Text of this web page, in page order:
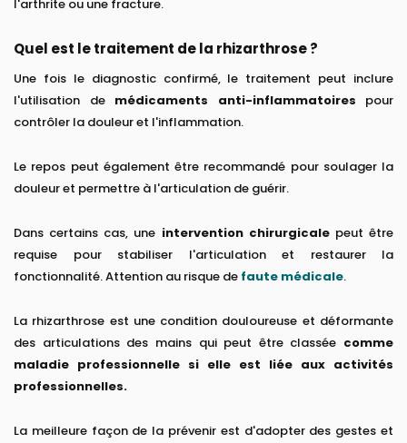
l'arthrite ou une fracture.
Quel est le traitement de la rhizarthrose ?
Une fois le diagnostic confirmé, le traitement peut inclure
l'utilisation de médicaments anti-inflammatoires pour
contrôler la douleur et l'inflammation.
Le repos peut également être recommandé pour soulager la
douleur et permettre à l'articulation de guérir.
Dans certains cas, une intervention chirurgicalepeut être
requise pour stabiliser l'articulation et restaurer la
fonctionnalité. Attention au risque de faute médicale.
La rhizarthrose est une condition douloureuse et déformante
des articulations des mains qui peut être classée comme
maladie professionnelle si elle est liée aux activités
professionnelles.
La meilleure façon de la prévenir est d'adopter des gestes et